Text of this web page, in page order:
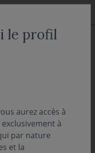
dans
le profil
aurez accès à
à
par nature
et la